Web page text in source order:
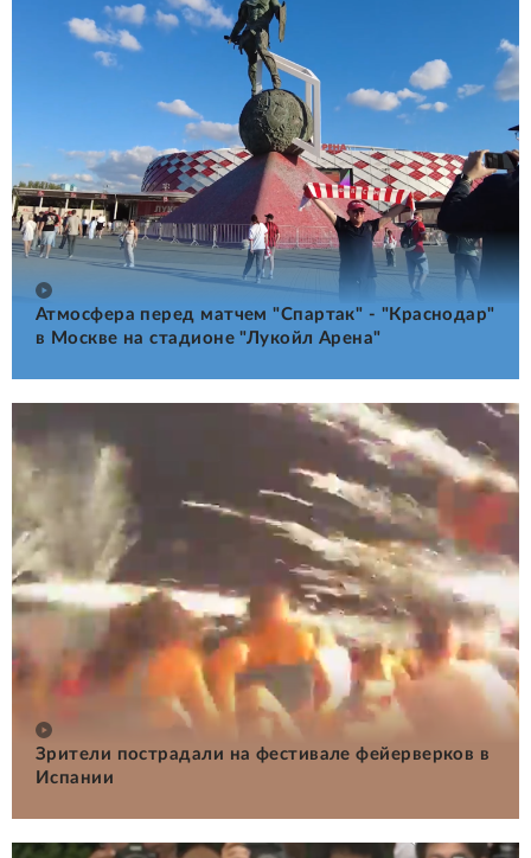
Атмосфера перед матчем "Спартак" - "Краснодар"
в Москве на стадионе "Лукойл Арена"
Зрители пострадали на фестивале фейерверков в
Испании